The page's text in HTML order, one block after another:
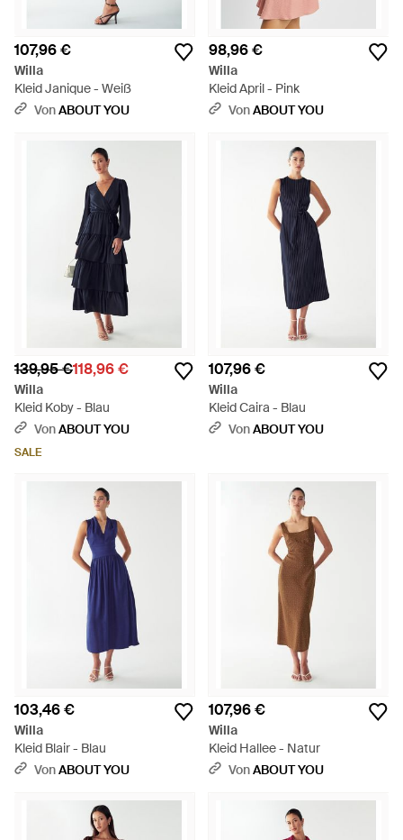
107,96 €
Willa
Kleid Janique - Weiß
VonABOUT YOU
98,96 €
Willa
Kleid April - Pink
VonABOUT YOU
139,95 €118,96 €
Willa
Kleid Koby - Blau
VonABOUT YOU
SALE
107,96 €
Willa
Kleid Caira - Blau
VonABOUT YOU
103,46 €
Willa
Kleid Blair - Blau
VonABOUT YOU
107,96 €
Willa
Kleid Hallee - Natur
VonABOUT YOU